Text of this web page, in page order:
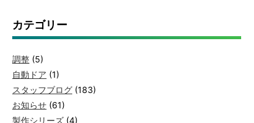
カテゴリー
調整 (5)
自動ドア (1)
スタッフブログ (183)
お知らせ (61)
製作シリーズ (4)